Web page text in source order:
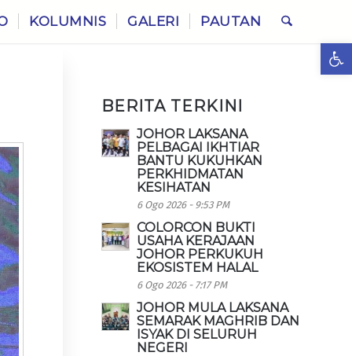
KOLUMNIS GALERI PAUTAN
BERITA TERKINI
JOHOR LAKSANA
PELBAGAI IKHTIAR
BANTU KUKUHKAN
PERKHIDMATAN
KESIHATAN
6 Ogo 2026 - 9:53 PM
COLORCON BUKTI
USAHA KERAJAAN
JOHOR PERKUKUH
EKOSISTEM HALAL
6 Ogo 2026 - 7:17 PM
JOHOR MULA LAKSANA
SEMARAK MAGHRIB DAN
ISYAK DI SELURUH
NEGERI